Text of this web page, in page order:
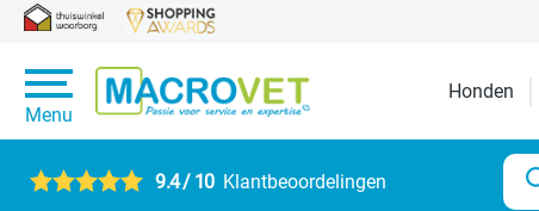
Menu
Honden
9.4 / 10 Klantbeoordelingen